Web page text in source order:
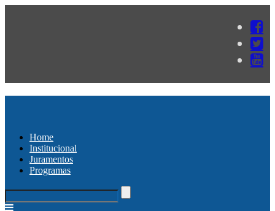
Home
Institucional
Juramentos
Programas